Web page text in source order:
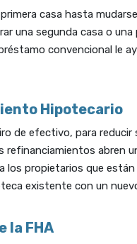
casa hasta
una segunda casa o una
convencional le
Hipotecario
de efectivo, para reducir
refinanciamientos abren
los propietarios que
existente con un
la FHA